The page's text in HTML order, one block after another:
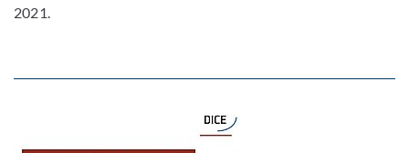
2021.